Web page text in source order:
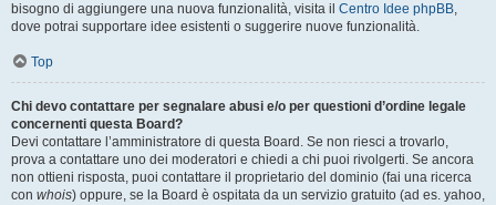
bisogno di aggiungere una nuova funzionalità, visita il Centro Idee phpBB,
dove potrai supportare idee esistenti o suggerire nuove funzionalità.
Top
Chi devo contattare per segnalare abusi e/o per questioni d’ordine legale
concernenti questa Board?
Devi contattare l’amministratore di questa Board. Se non riesci a trovarlo,
prova a contattare uno dei moderatori e chiedi a chi puoi rivolgerti. Se ancora
non ottieni risposta, puoi contattare il proprietario del dominio (fai una ricerca
con whois) oppure, se la Board è ospitata da un servizio gratuito (ad es. yahoo,